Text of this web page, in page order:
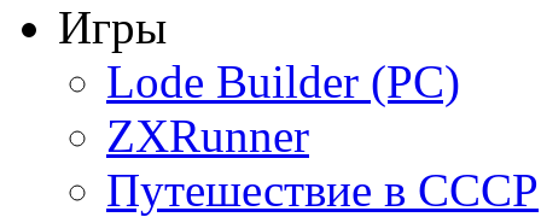
Игры
Lode Builder (PC)
ZXRunner
Путешествие в СССР